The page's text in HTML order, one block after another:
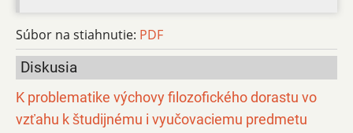
Súbor na stiahnutie: PDF
Diskusia
K problematike výchovy filozofického dorastu vo
vzťahu k študijnému i vyučovaciemu predmetu